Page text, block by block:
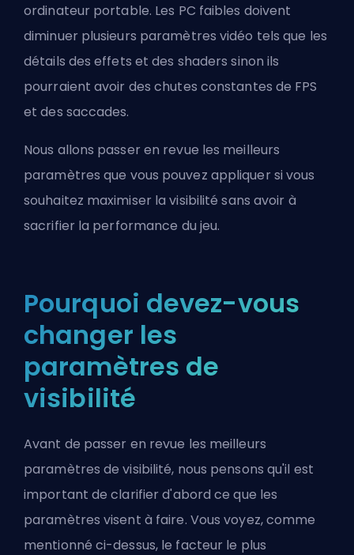
ordinateur portable. Les PC faibles doivent
diminuer plusieurs paramètres vidéo tels que les
détails des effets et des shaders sinon ils
pourraient avoir des chutes constantes de FPS
et des saccades.
Nous allons passer en revue les meilleurs
paramètres que vous pouvez appliquer si vous
souhaitez maximiser la visibilité sans avoir à
sacrifier la performance du jeu.
Pourquoi devez-vous
changer les
paramètres de
visibilité
Avant de passer en revue les meilleurs
paramètres de visibilité, nous pensons qu'il est
important de clarifier d'abord ce que les
paramètres visent à faire. Vous voyez, comme
mentionné ci-dessus, le facteur le plus